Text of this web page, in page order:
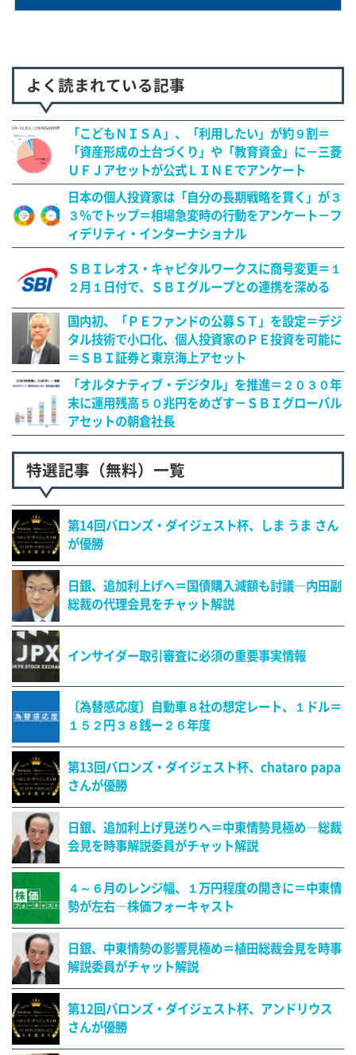
よく読まれている記事
「こどもＮＩＳＡ」、「利用したい」が約９割＝
「資産形成の土台づくり」や「教育資金」に－三菱
ＵＦＪアセットが公式ＬＩＮＥでアンケート
日本の個人投資家は「自分の長期戦略を貫く」が３
３％でトップ＝相場急変時の行動をアンケート－フ
ィデリティ・インターナショナル
ＳＢＩレオス・キャピタルワークスに商号変更＝１
２月１日付で、ＳＢＩグループとの連携を深める
国内初、「ＰＥファンドの公募ＳＴ」を設定＝デジ
タル技術で小口化、個人投資家のＰＥ投資を可能に
＝ＳＢＩ証券と東京海上アセット
「オルタナティブ・デジタル」を推進＝２０３０年
末に運用残高５０兆円をめざす－ＳＢＩグローバル
アセットの朝倉社長
特選記事（無料）一覧
第14回バロンズ・ダイジェスト杯、しま うま さん
が優勝
日銀、追加利上げへ＝国債購入減額も討議―内田副
総裁の代理会見をチャット解説
インサイダー取引審査に必須の重要事実情報
〔為替感応度〕自動車８社の想定レート、１ドル＝
１５２円３８銭ー２６年度
第13回バロンズ・ダイジェスト杯、chataro papa
さんが優勝
日銀、追加利上げ見送りへ＝中東情勢見極め―総裁
会見を時事解説委員がチャット解説
４～６月のレンジ幅、１万円程度の開きに＝中東情
勢が左右―株価フォーキャスト
日銀、中東情勢の影響見極め＝植田総裁会見を時事
解説委員がチャット解説
第12回バロンズ・ダイジェスト杯、アンドリウス
さんが優勝